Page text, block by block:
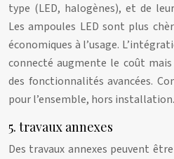
type (LED, halogènes), et de
Les ampoules LED sont plus
économiques à l’usage.
connecté augmente le coût
des fonctionnalités avancées.
pour l’ensemble, hors installation.
5. travaux annexes
Des travaux annexes peuvent